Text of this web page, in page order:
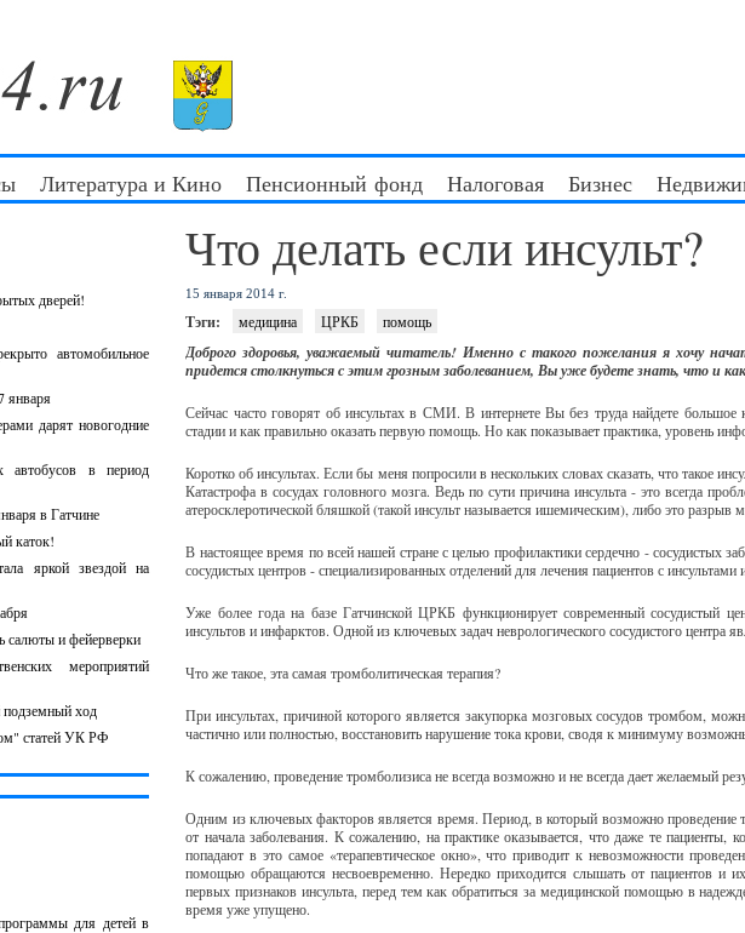
Литература и Кино Пенсионный фонд Налоговая Бизнес
дверей!
автомобильное
января
дарят новогодние
автобусов в период
в Гатчине
каток!
яркой звездой на
салюты и фейерверки
мероприятий
подземный ход
статей УК РФ
для детей в
Что делать если инсульт?
15 января 2014 г.
Тэги: медицина ЦРКБ помощь
Доброго здоровья, уважаемый читатель! Именно с такого пожелания я хочу
придется столкнуться с этим грозным заболеванием, Вы уже будете знать, что и
Сейчас часто говорят об инсультах в СМИ. В интернете Вы без труда найдете большое
стадии и как правильно оказать первую помощь. Но как показывает практика, уровень
Коротко об инсультах. Если бы меня попросили в нескольких словах сказать, что такое
Катастрофа в сосудах головного мозга. Ведь по сути причина инсульта - это всегда
атеросклеротической бляшкой (такой инсульт называется ишемическим), либо это разрыв
В настоящее время по всей нашей стране с целью профилактики сердечно - сосудистых
сосудистых центров - специализированных отделений для лечения пациентов с
Уже более года на базе Гатчинской ЦРКБ функционирует современный сосудистый
инсультов и инфарктов. Одной из ключевых задач неврологического сосудистого центра
Что же такое, эта самая тромболитическая терапия?
При инсультах, причиной которого является закупорка мозговых сосудов тромбом,
частично или полностью, восстановить нарушение тока крови, сводя к минимуму
К сожалению, проведение тромболизиса не всегда возможно и не всегда дает желаемый
Одним из ключевых факторов является время. Период, в который возможно проведение
от начала заболевания. К сожалению, на практике оказывается, что даже те пациенты,
попадают в это самое «терапевтическое окно», что приводит к невозможности
помощью обращаются несвоевременно. Нередко приходится слышать от пациентов и
первых признаков инсульта, перед тем как обратиться за медицинской помощью в
время уже упущено.